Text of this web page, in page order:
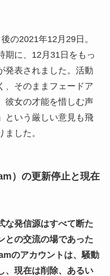
の2021年12月29日。
期に、12月31日をもっ
発表されました。活動
、そのままフェードア
彼女の才能を惜しむ声
という厳しい意見も飛
した。
）の更新停止と現在
な発信源はすべて断た
との交流の場であった
のアカウントは、騒動
、現在は削除、あるい